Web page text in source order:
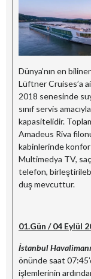
Dünya’nın en
Lüftner Cruises’a
2018 senesinde
sınıf servis
kapasitelidir.
Amadeus Riva
kabinlerinde
Multimedya TV,
telefon,
duş mevcuttur.
01.Gün / 04 Eylül
İstanbul Havalimanı
önünde saat
işlemlerinin